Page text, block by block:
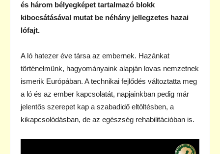
és három bélyegképet tartalmazó blokk
kibocsátásával mutat be néhány jellegzetes hazai
lófajt.
A ló hatezer éve társa az embernek. Hazánkat
történelmünk, hagyományaink alapján lovas nemzetnek
ismerik Európában. A technikai fejlődés változtatta meg
a ló és az ember kapcsolatát, napjainkban pedig már
jelentős szerepet kap a szabadidő eltöltésben, a
kikapcsolódásban, de az egészség rehabilitációban is.